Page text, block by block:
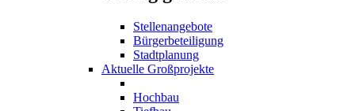
Stellenangebote
Bürgerbeteiligung
Stadtplanung
Aktuelle Großprojekte
Hochbau